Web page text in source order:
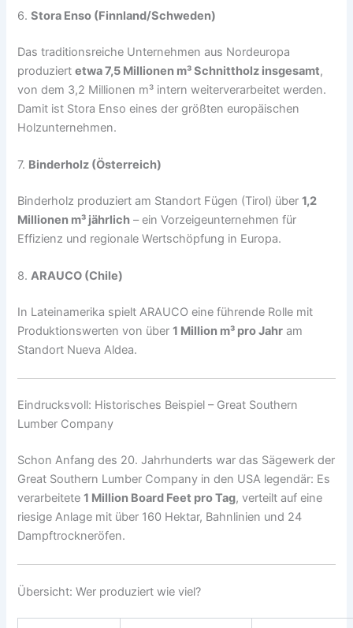
6.Stora Enso (Finnland/Schweden)
Das traditionsreiche Unternehmen aus Nordeuropa
produziertetwa 7,5 Millionen m³ Schnittholz insgesamt,
von dem 3,2 Millionen m³ intern weiterverarbeitet werden.
Damit ist Stora Enso eines der größten europäischen
Holzunternehmen.
7. Binderholz (Österreich)
Binderholz produziert am Standort Fügen (Tirol) über1,2
Millionen m³ jährlich – ein Vorzeigeunternehmen für
Effizienz und regionale Wertschöpfung in Europa.
8.ARAUCO (Chile)
In Lateinamerika spielt ARAUCO eine führende Rolle mit
Produktionswerten von über1 Million m³ pro Jahr am
Standort Nueva Aldea.
Eindrucksvoll: Historisches Beispiel – Great Southern
Lumber Company
Schon Anfang des 20. Jahrhunderts war das Sägewerk der
Great Southern Lumber Company in den USA legendär: Es
verarbeitete1 Million Board Feet pro Tag, verteilt auf eine
riesige Anlage mit über 160 Hektar, Bahnlinien und 24
Dampftrockneröfen.
Übersicht: Wer produziert wie viel?